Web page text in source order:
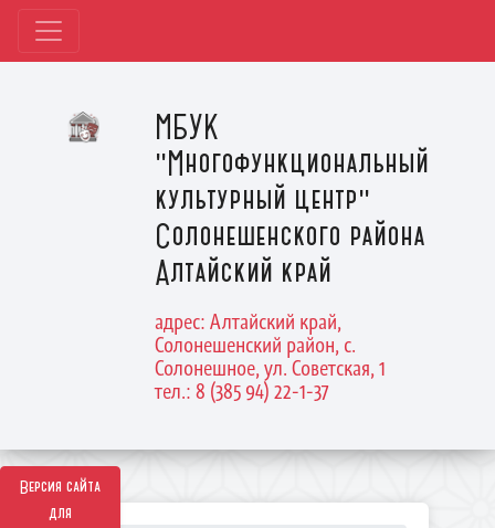
Версия сайта
для
МБУК
"Многофункциональный
культурный центр"
Солонешенского района
Алтайский край
адрес: Алтайский край,
Солонешенский район, с.
Солонешное, ул. Советская, 1
тел.: 8 (385 94) 22-1-37